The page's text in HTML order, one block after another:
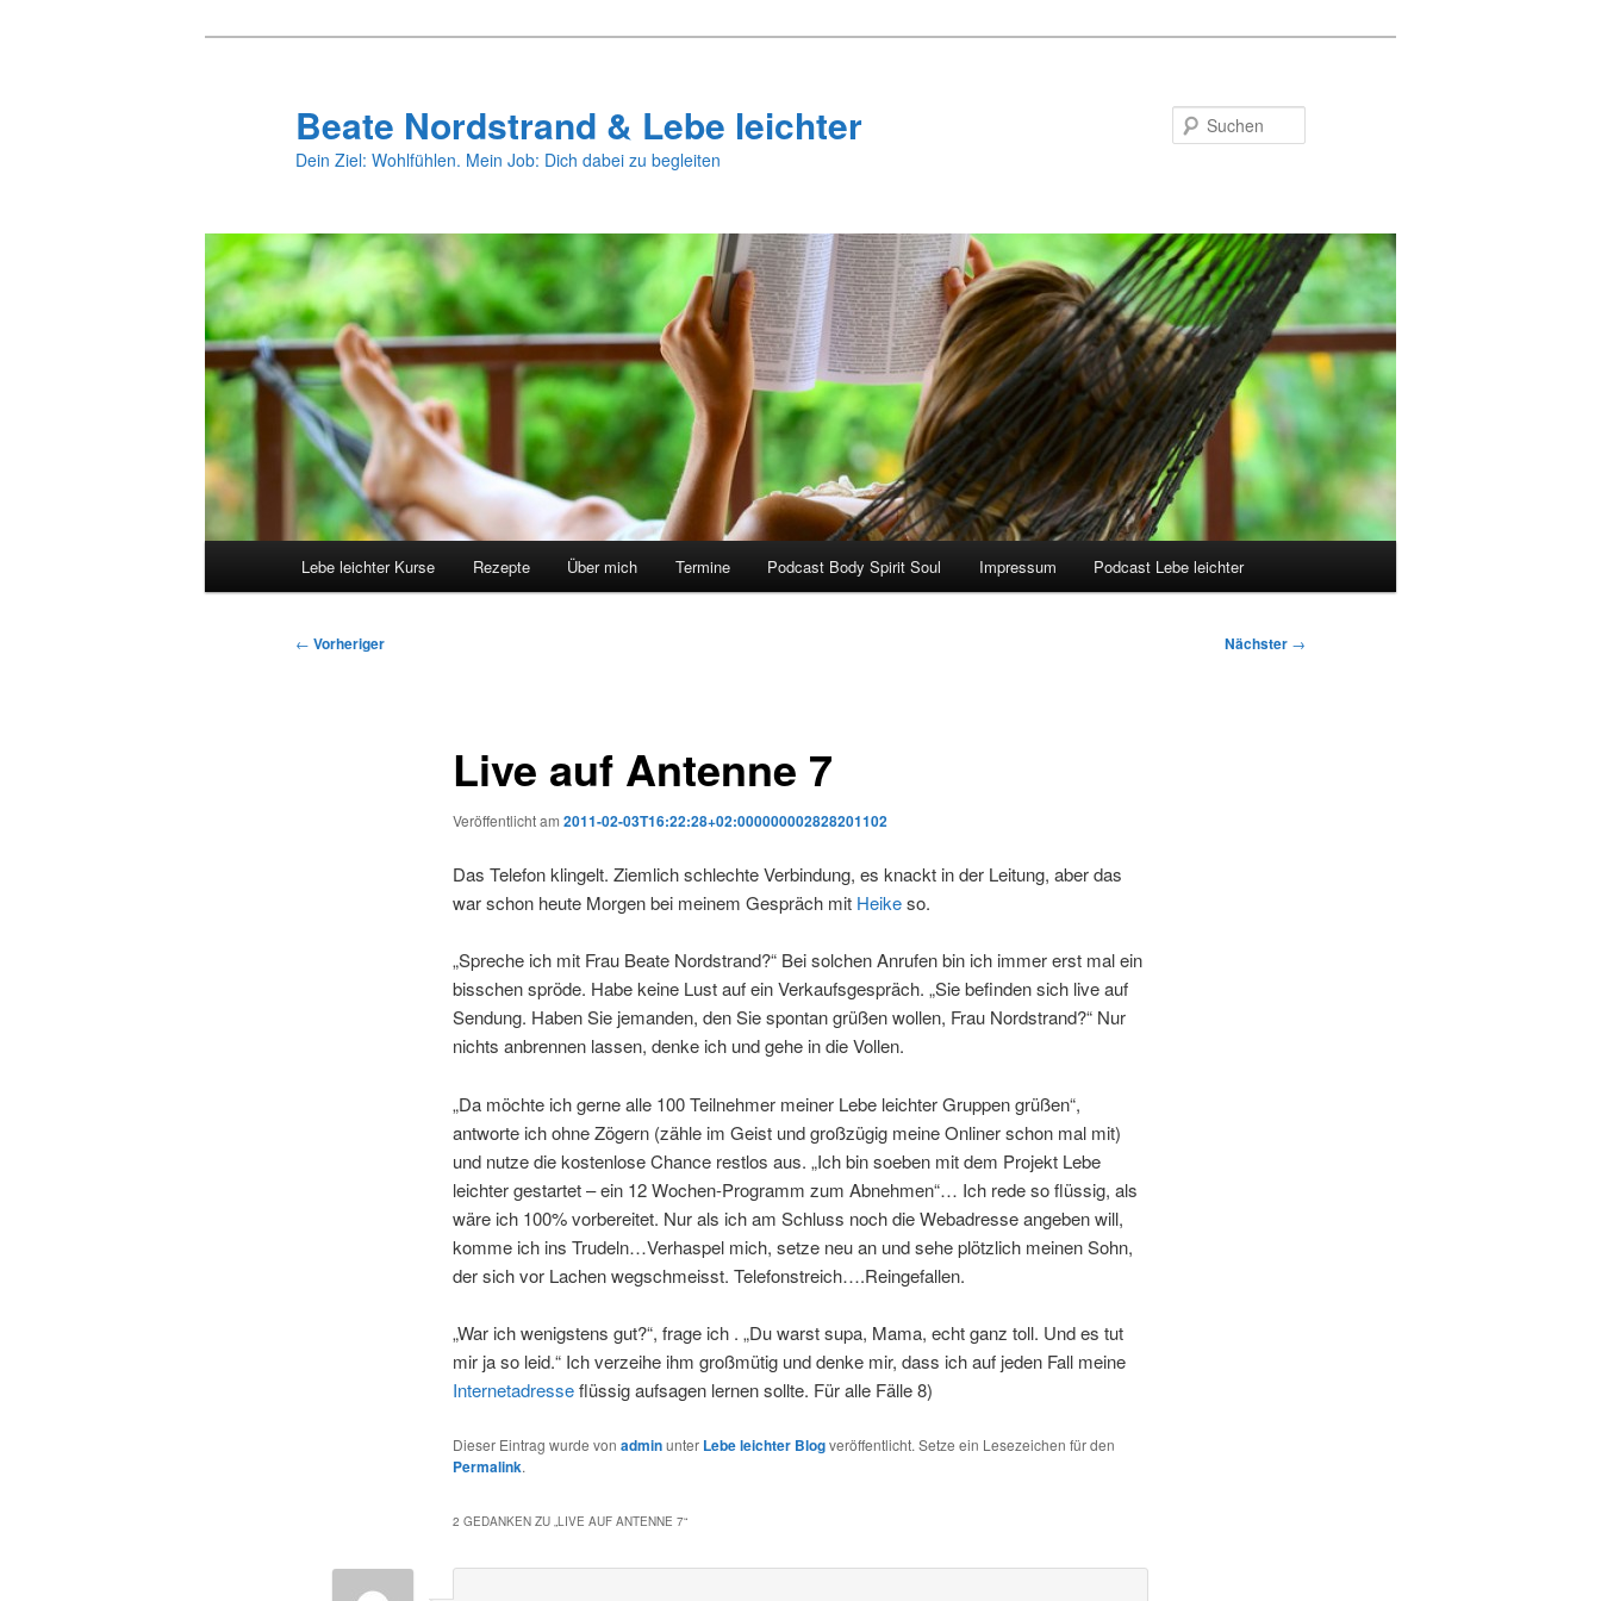
Beate Nordstrand & Lebe leichter
Dein Ziel: Wohlfühlen. Mein Job: Dich dabei zu begleiten
Lebe leichter Kurse Rezepte Über mich Termine Podcast Body Spirit Soul Impressum Podcast Lebe leichter
Beitragsnavigation
← Vorheriger Nächster →
Live auf Antenne 7
Veröffentlicht am 2011-02-03T16:22:28+02:000000002828201102
Das Telefon klingelt. Ziemlich schlechte Verbindung, es knackt in der Leitung, aber das
war schon heute Morgen bei meinem Gespräch mit Heikeso.
„Spreche ich mit Frau Beate Nordstrand?“ Bei solchen Anrufen bin ich immer erst mal ein
bisschen spröde. Habe keine Lust auf ein Verkaufsgespräch. „Sie befinden sich live auf
Sendung. Haben Sie jemanden, den Sie spontan grüßen wollen, Frau Nordstrand?“ Nur
nichts anbrennen lassen, denke ich und gehe in die Vollen.
„Da möchte ich gerne alle 100 Teilnehmer meiner Lebe leichter Gruppen grüßen“,
antworte ich ohne Zögern (zähle im Geist und großzügig meine Onliner schon mal mit)
und nutze die kostenlose Chance restlos aus. „Ich bin soeben mit dem Projekt Lebe
leichter gestartet – ein 12 Wochen-Programm zum Abnehmen“… Ich rede so flüssig, als
wäre ich 100% vorbereitet. Nur als ich am Schluss noch die Webadresse angeben will,
komme ich ins Trudeln…Verhaspel mich, setze neu an und sehe plötzlich meinen Sohn,
der sich vor Lachen wegschmeisst. Telefonstreich….Reingefallen.
„War ich wenigstens gut?“, frage ich . „Du warst supa, Mama, echt ganz toll. Und es tut
mir ja so leid.“ Ich verzeihe ihm großmütig und denke mir, dass ich auf jeden Fall meine
Internetadresseflüssig aufsagen lernen sollte. Für alle Fälle 8)
Dieser Eintrag wurde von adminunter Lebe leichter Blogveröffentlicht. Setze ein Lesezeichen für den
Permalink.
2 GEDANKEN ZU „LIVE AUF ANTENNE 7“